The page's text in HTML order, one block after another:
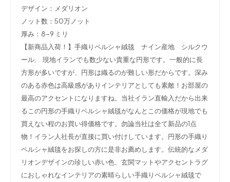
デザイン：メダリオン
ノット数：50万ノット
厚み：8-9 ミリ
【新商品入荷！】手織りペルシャ絨毯 ナイン産地 シルクウ
ール, 現地イランでも数少ない貴重な円形です。一般的に長
方形が多いですが、円形は織るのが難しい形だからです。深み
のある赤色は高級感がありインテリアとしても素敵！お部屋の
最高のアクセントになりますね。当社イラン直輸入だから出来
るこの円形の手織りペルシャ絨毯がなんとこの価格が現地でも
買えない程のお買い得価格です。勿論当社は全て新品の1点
物！イラン人社長が直接に買い付けしています。円形の手織り
ペルシャ絨毯をお探しの方に是非お薦めします。伝統的なメダ
リオンデザインの珍しい赤い色、玄関マットやアクセントラグ
におしゃれなインテリアの素晴らしい手織りペルシャ絨毯で